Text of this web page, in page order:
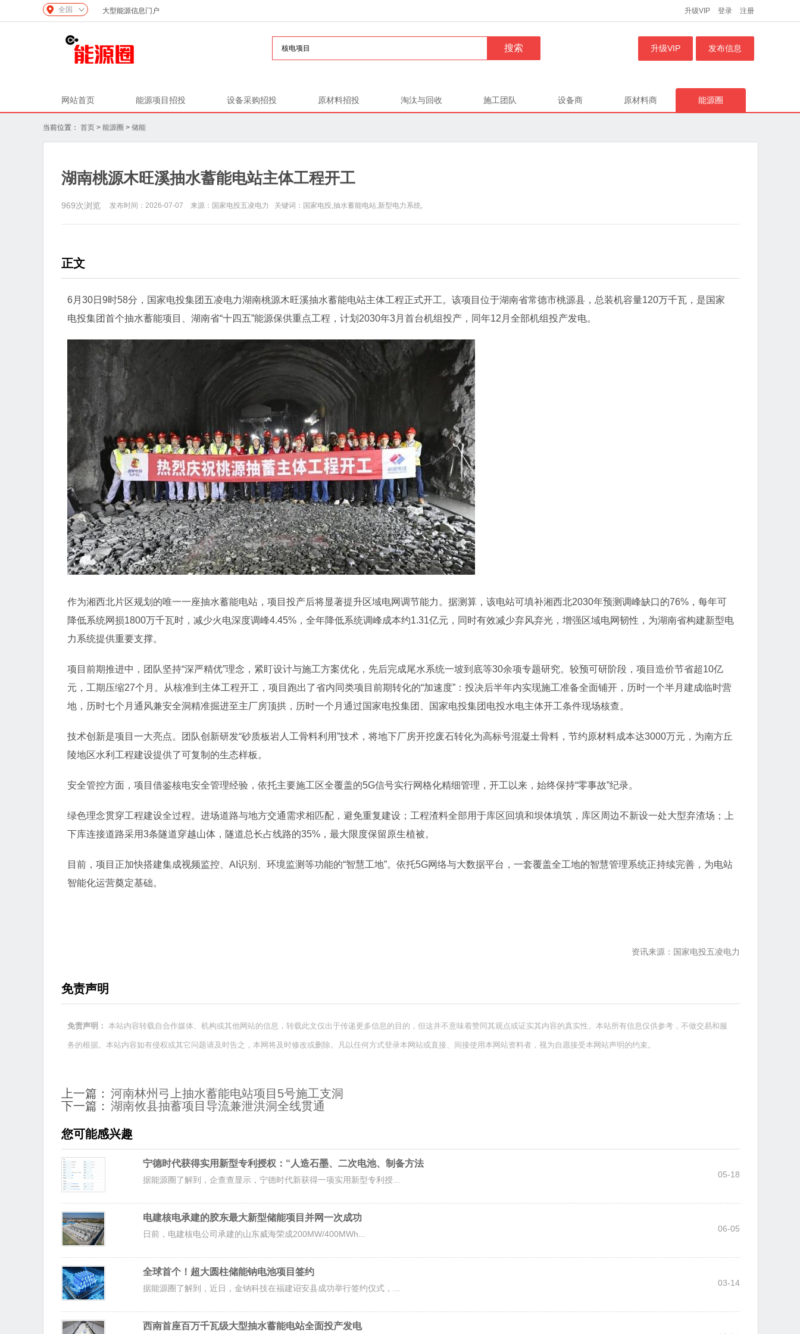
全国 大型能源信息门户 升级VIP 登录 注册
升级VIP 发布信息
网站首页 能源项目招投 设备采购招投 原材料招投 淘汰与回收 施工团队 设备商 原材料商 能源圈
当前位置： 首页 > 能源圈 > 储能
湖南桃源木旺溪抽水蓄能电站主体工程开工
969次浏览 发布时间：2026-07-07 来源：国家电投五凌电力 关键词：国家电投,抽水蓄能电站,新型电力系统,
正文
6月30日9时58分，国家电投集团五凌电力湖南桃源木旺溪抽水蓄能电站主体工程正式开工。该项目位于湖南省常德市桃源县，总装机容量120万千瓦，是国家
电投集团首个抽水蓄能项目、湖南省“十四五”能源保供重点工程，计划2030年3月首台机组投产，同年12月全部机组投产发电。
作为湘西北片区规划的唯一一座抽水蓄能电站，项目投产后将显著提升区域电网调节能力。据测算，该电站可填补湘西北2030年预测调峰缺口的76%，每年可
降低系统网损1800万千瓦时，减少火电深度调峰4.45%，全年降低系统调峰成本约1.31亿元，同时有效减少弃风弃光，增强区域电网韧性，为湖南省构建新型电
力系统提供重要支撑。
项目前期推进中，团队坚持“深严精优”理念，紧盯设计与施工方案优化，先后完成尾水系统一坡到底等30余项专题研究。较预可研阶段，项目造价节省超10亿
元，工期压缩27个月。从核准到主体工程开工，项目跑出了省内同类项目前期转化的“加速度”：投决后半年内实现施工准备全面铺开，历时一个半月建成临时营
地，历时七个月通风兼安全洞精准掘进至主厂房顶拱，历时一个月通过国家电投集团、国家电投集团电投水电主体开工条件现场核查。
技术创新是项目一大亮点。团队创新研发“砂质板岩人工骨料利用”技术，将地下厂房开挖废石转化为高标号混凝土骨料，节约原材料成本达3000万元，为南方丘
陵地区水利工程建设提供了可复制的生态样板。
安全管控方面，项目借鉴核电安全管理经验，依托主要施工区全覆盖的5G信号实行网格化精细管理，开工以来，始终保持“零事故”纪录。
绿色理念贯穿工程建设全过程。进场道路与地方交通需求相匹配，避免重复建设；工程渣料全部用于库区回填和坝体填筑，库区周边不新设一处大型弃渣场；上
下库连接道路采用3条隧道穿越山体，隧道总长占线路的35%，最大限度保留原生植被。
目前，项目正加快搭建集成视频监控、AI识别、环境监测等功能的“智慧工地”。依托5G网络与大数据平台，一套覆盖全工地的智慧管理系统正持续完善，为电站
智能化运营奠定基础。
资讯来源：国家电投五凌电力
免责声明
免责声明： 本站内容转载自合作媒体、机构或其他网站的信息，转载此文仅出于传递更多信息的目的，但这并不意味着赞同其观点或证实其内容的真实性。本站所有信息仅供参考，不做交易和服
务的根据。本站内容如有侵权或其它问题请及时告之，本网将及时修改或删除。凡以任何方式登录本网站或直接、间接使用本网站资料者，视为自愿接受本网站声明的约束。
上一篇： 河南林州弓上抽水蓄能电站项目5号施工支洞
下一篇： 湖南攸县抽蓄项目导流兼泄洪洞全线贯通
您可能感兴趣
宁德时代获得实用新型专利授权：“人造石墨、二次电池、制备方法
据能源圈了解到，企查查显示，宁德时代新获得一项实用新型专利授...
05-18
电建核电承建的胶东最大新型储能项目并网一次成功
日前，电建核电公司承建的山东威海荣成200MW/400MWh...
06-05
全球首个！超大圆柱储能钠电池项目签约
据能源圈了解到，近日，金钠科技在福建诏安县成功举行签约仪式，...
03-14
西南首座百万千瓦级大型抽水蓄能电站全面投产发电